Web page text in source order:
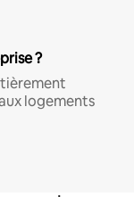
?
logements